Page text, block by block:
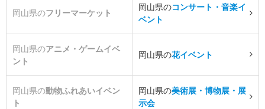
岡山県のフリーマーケット
岡山県のコンサート・音楽イ
ベント
岡山県のアニメ・ゲームイベ
ント
岡山県の花イベント
岡山県の動物ふれあいイベン
ト
岡山県の美術展・博物展・展
示会